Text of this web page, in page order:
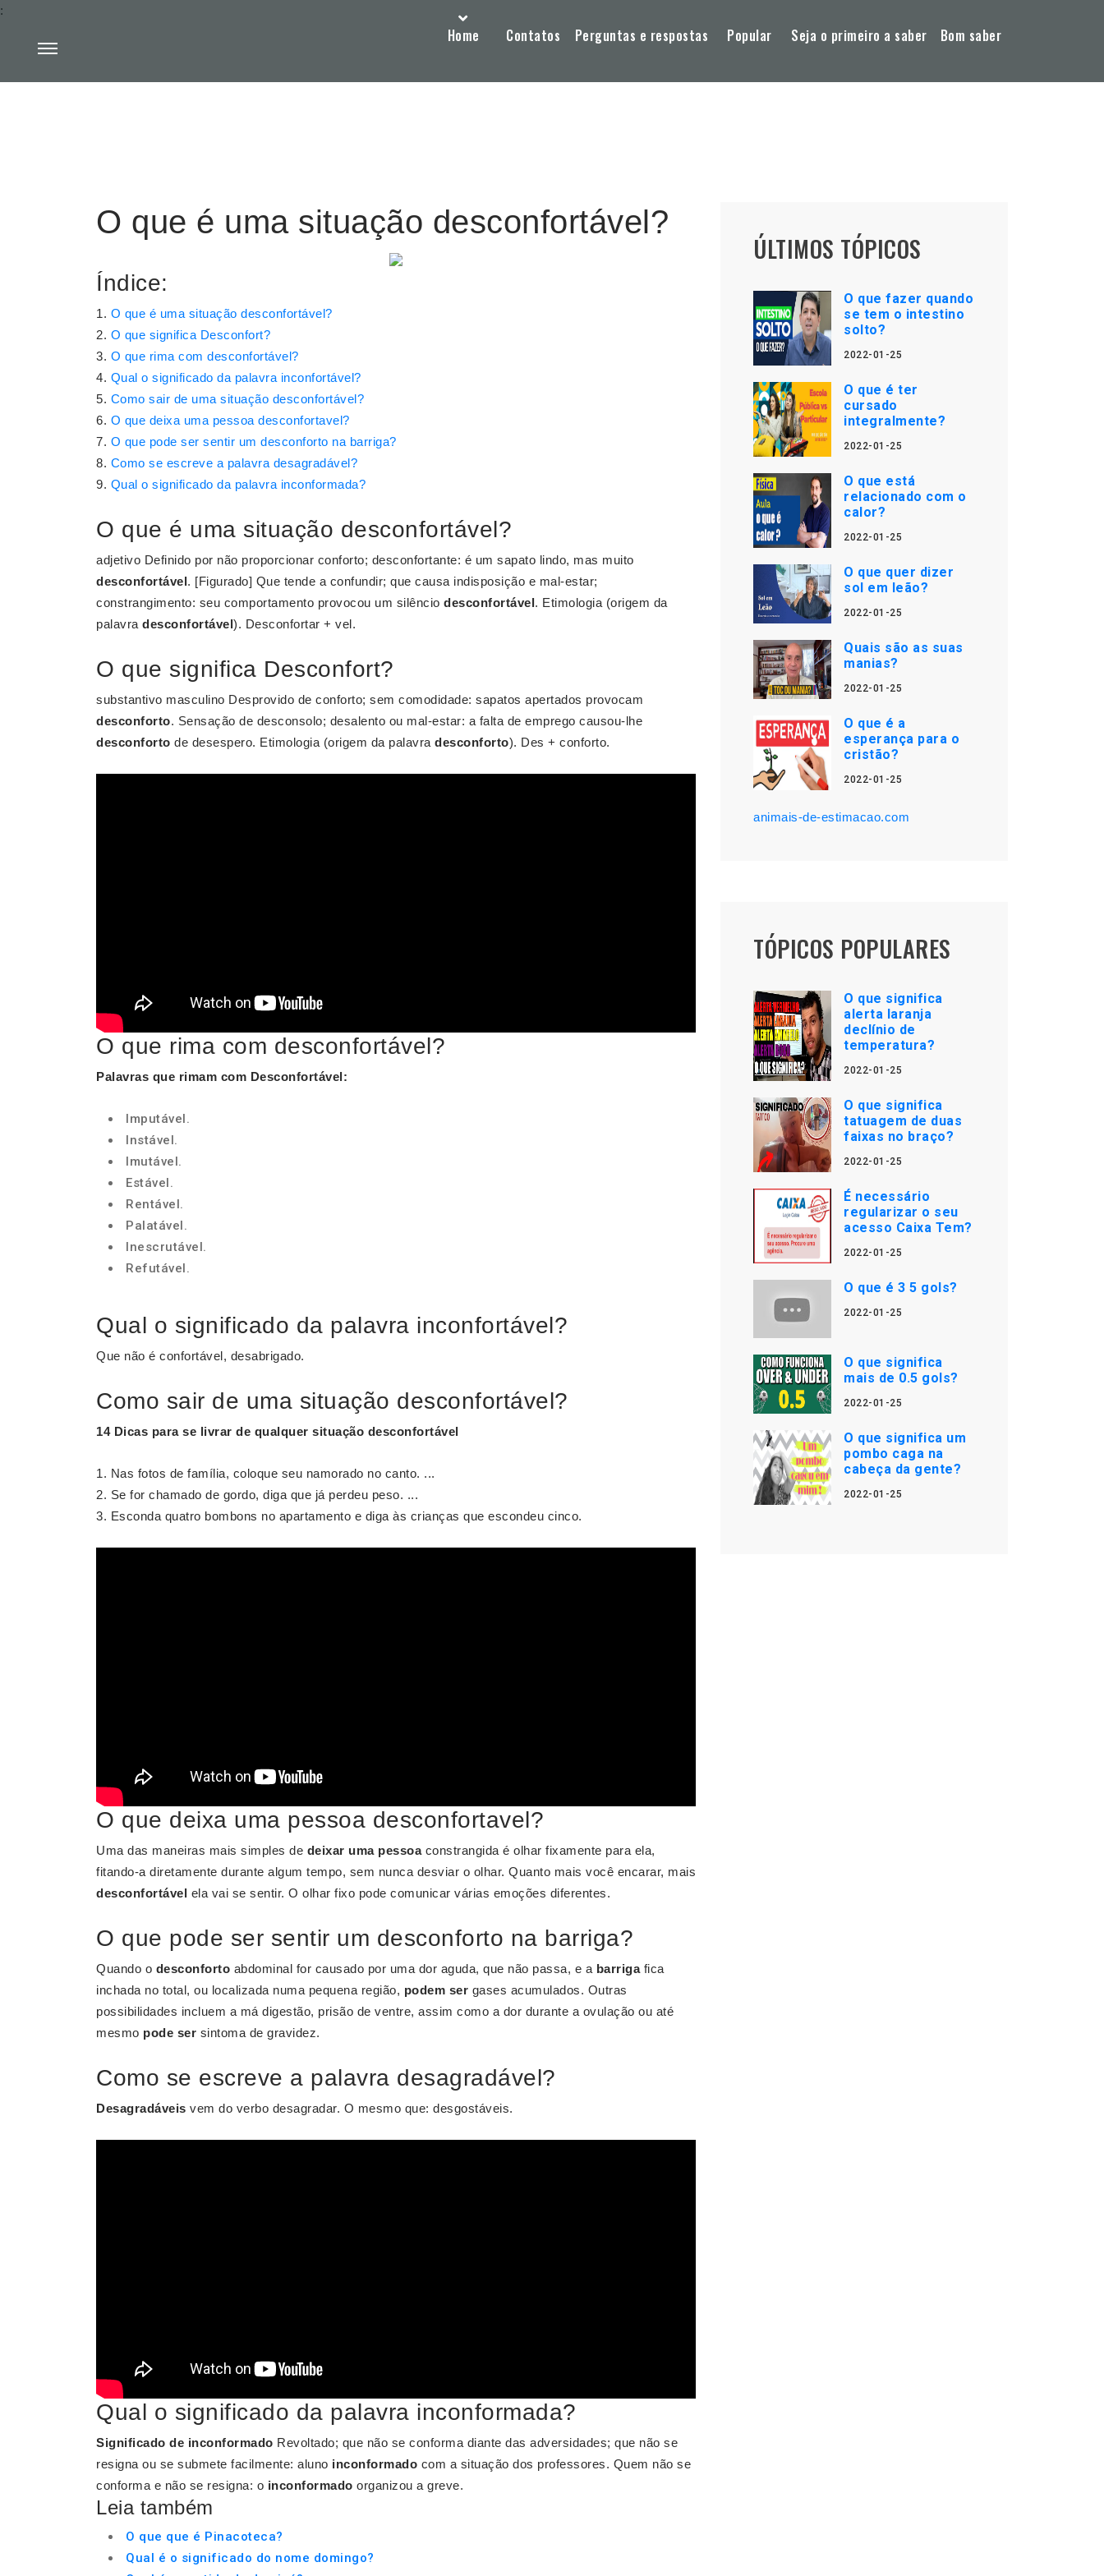
Home Contatos Perguntas e respostas Popular Seja o primeiro a saber Bom saber
:
O que é uma situação desconfortável?
Índice:
O que é uma situação desconfortável?
O que significa Desconfort?
O que rima com desconfortável?
Qual o significado da palavra inconfortável?
Como sair de uma situação desconfortável?
O que deixa uma pessoa desconfortavel?
O que pode ser sentir um desconforto na barriga?
Como se escreve a palavra desagradável?
Qual o significado da palavra inconformada?
O que é uma situação desconfortável?
adjetivo Definido por não proporcionar conforto; desconfortante: é um sapato lindo, mas muito
desconfortável. [Figurado] Que tende a confundir; que causa indisposição e mal-estar;
constrangimento: seu comportamento provocou um silêncio desconfortável. Etimologia (origem da
palavra desconfortável). Desconfortar + vel.
O que significa Desconfort?
substantivo masculino Desprovido de conforto; sem comodidade: sapatos apertados provocam
desconforto. Sensação de desconsolo; desalento ou mal-estar: a falta de emprego causou-lhe
desconforto de desespero. Etimologia (origem da palavra desconforto). Des + conforto.
O que rima com desconfortável?
Palavras que rimam com Desconfortável:
Imputável.
Instável.
Imutável.
Estável.
Rentável.
Palatável.
Inescrutável.
Refutável.
Qual o significado da palavra inconfortável?
Que não é confortável, desabrigado.
Como sair de uma situação desconfortável?
14 Dicas para se livrar de qualquer situação desconfortável
Nas fotos de família, coloque seu namorado no canto. ...
Se for chamado de gordo, diga que já perdeu peso. ...
Esconda quatro bombons no apartamento e diga às crianças que escondeu cinco.
O que deixa uma pessoa desconfortavel?
Uma das maneiras mais simples de deixar uma pessoaconstrangida é olhar fixamente para ela,
fitando-a diretamente durante algum tempo, sem nunca desviar o olhar. Quanto mais você encarar, mais
desconfortável ela vai se sentir. O olhar fixo pode comunicar várias emoções diferentes.
O que pode ser sentir um desconforto na barriga?
Quando o desconforto abdominal for causado por uma dor aguda, que não passa, e a barrigafica
inchada no total, ou localizada numa pequena região, podem ser gases acumulados. Outras
possibilidades incluem a má digestão, prisão de ventre, assim como a dor durante a ovulação ou até
mesmo pode ser sintoma de gravidez.
Como se escreve a palavra desagradável?
Desagradáveis vem do verbo desagradar. O mesmo que: desgostáveis.
Qual o significado da palavra inconformada?
Significado de inconformado Revoltado; que não se conforma diante das adversidades; que não se
resigna ou se submete facilmente: aluno inconformado com a situação dos professores. Quem não se
conforma e não se resigna: o inconformado organizou a greve.
Leia também
O que que é Pinacoteca?
Qual é o significado do nome domingo?
ÚLTIMOS TÓPICOS
O que fazer quando
se tem o intestino
solto?
2022-01-25
O que é ter
cursado
integralmente?
2022-01-25
O que está
relacionado com o
calor?
2022-01-25
O que quer dizer
sol em leão?
2022-01-25
Quais são as suas
manias?
2022-01-25
O que é a
esperança para o
cristão?
2022-01-25
animais-de-estimacao.com
TÓPICOS POPULARES
O que significa
alerta laranja
declínio de
temperatura?
2022-01-25
O que significa
tatuagem de duas
faixas no braço?
2022-01-25
É necessário
regularizar o seu
acesso Caixa Tem?
2022-01-25
O que é 3 5 gols?
2022-01-25
O que significa
mais de 0.5 gols?
2022-01-25
O que significa um
pombo caga na
cabeça da gente?
2022-01-25